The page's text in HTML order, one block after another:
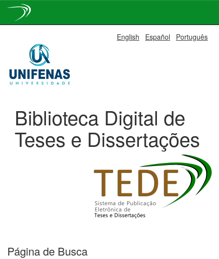
navigation
English Español Português
Biblioteca Digital de
Teses e Dissertações
Página de Busca